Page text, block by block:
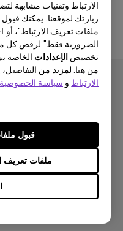
الارتباط وتقنيات مشابهة
زيارتك لموقعنا. يمكنك
ملفات تعريف الارتباط"، أو
الضرورية فقط" لرفض كل
تخصيص الإعدادات الخاصة
من هنا. لمزيد من
الارتباط و سياسة الخصوصية
ملفات تعريف
قبول
شاشة